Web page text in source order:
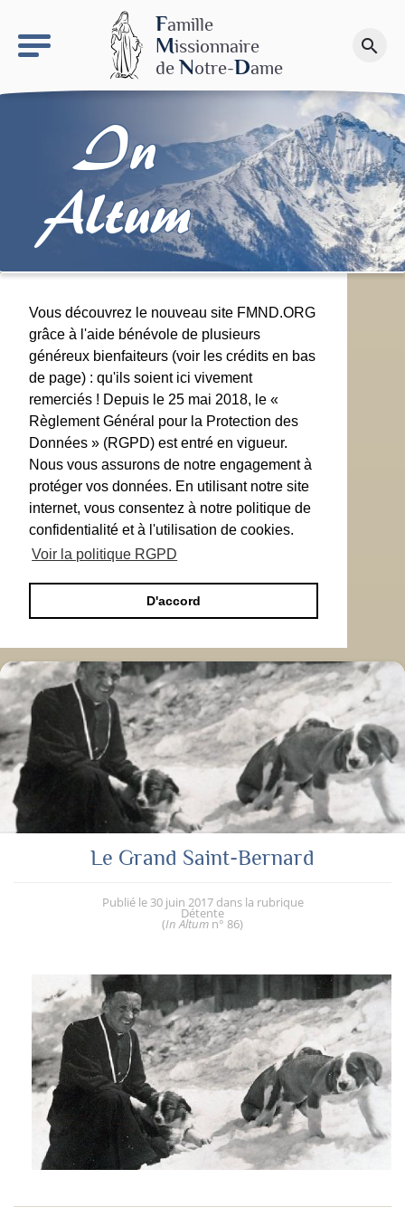
Famille
Missionnaire
de Notre-Dame
search
Faire un don
In
Altum
Vous découvrez le nouveau site FMND.ORG
grâce à l'aide bénévole de plusieurs
généreux bienfaiteurs (voir les crédits en bas
de page) : qu'ils soient ici vivement
remerciés ! Depuis le 25 mai 2018, le «
Règlement Général pour la Protection des
Données » (RGPD) est entré en vigueur.
Nous vous assurons de notre engagement à
protéger vos données. En utilisant notre site
internet, vous consentez à notre politique de
confidentialité et à l'utilisation de cookies.
Voir la politique RGPD
D'accord
Le Grand Saint-Bernard
Publié le 30 juin 2017 dans la rubrique
Détente
(In Altum n° 86)